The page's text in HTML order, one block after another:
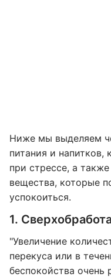
Ниже мы выделяем
питания и
при стрессе, а
вещества, которые
успокоиться.
1.
"Увеличение
перекуса или в
беспокойства очень